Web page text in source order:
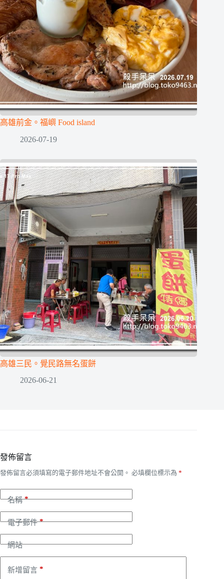
高雄前金。福嶼 Food island
2026-07-19
高雄三民。覺民路無名蛋餅
2026-06-21
發佈留言
發佈留言必須填寫的電子郵件地址不會公開。 必填欄位標示為 *
名稱*
電子郵件*
網站
新增留言 *